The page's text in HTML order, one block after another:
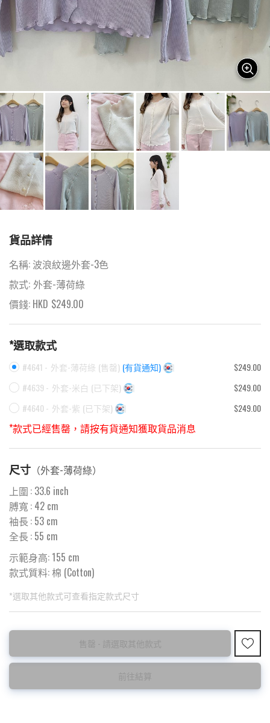
貨品詳情
名稱: 波浪紋邊外套-3色
款式: 外套-薄荷綠
價錢: HKD $249.00
*選取款式
#4641 - 外套-薄荷綠 (售罄) (有貨通知)
$249.00
#4639 - 外套-米白 (已下架)
$249.00
#4640 - 外套-紫 (已下架) $249.00
*款式已經售罄，請按有貨通知獲取貨品消息
尺寸 （外套-薄荷綠）
上圍 : 33.6 inch
膊寬 : 42 cm
袖長 : 53 cm
全長 : 55 cm
示範身高: 155 cm
款式質料:棉 (Cotton)
*選取其他款式可查看指定款式尺寸
此為預購品
<預購款>因為韓國東大門8月暑假關係， 預購款會於8月18日
後才陸續返貨⚠️
此為減價貨品
特價品不設退換，購買前請先確認所列出的尺碼是否合適。
售罄 - 請選取其他款式
前往結算